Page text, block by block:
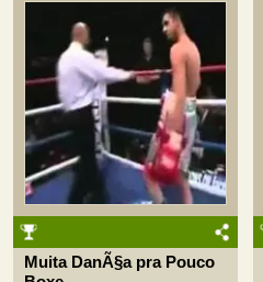
Muita DanÃ§a pra Pouco